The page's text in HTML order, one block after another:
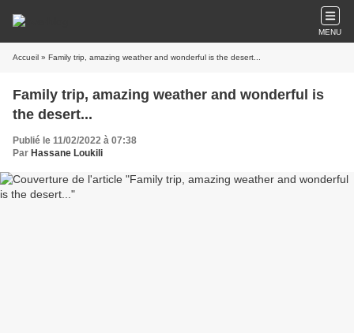
MENU
Accueil » Family trip, amazing weather and wonderful is the desert...
Family trip, amazing weather and wonderful is
the desert...
Publié le 11/02/2022 à 07:38
Par Hassane Loukili